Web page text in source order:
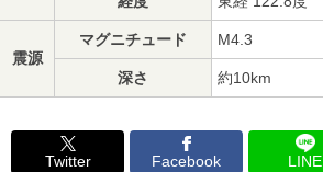
震源
マグニチュード M4.3
深さ 約10km
Twitter Facebook LINE